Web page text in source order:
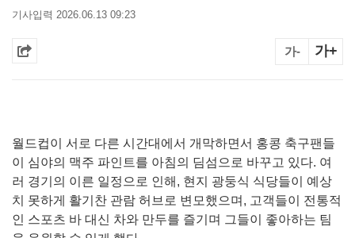
기사입력 2026.06.13 09:23
가- 가+
월드컵이 서로 다른 시간대에서 개막하면서 홍콩 축구팬들
이 심야의 맥주 파인트를 아침의 딤섬으로 바꾸고 있다. 여
러 경기의 이른 일정으로 인해, 현지 광둥식 식당들이 예상
치 못하게 활기찬 관람 허브로 변모했으며, 고객들이 전통적
인 스포츠 바 대신 차와 만두를 즐기며 그들이 좋아하는 팀